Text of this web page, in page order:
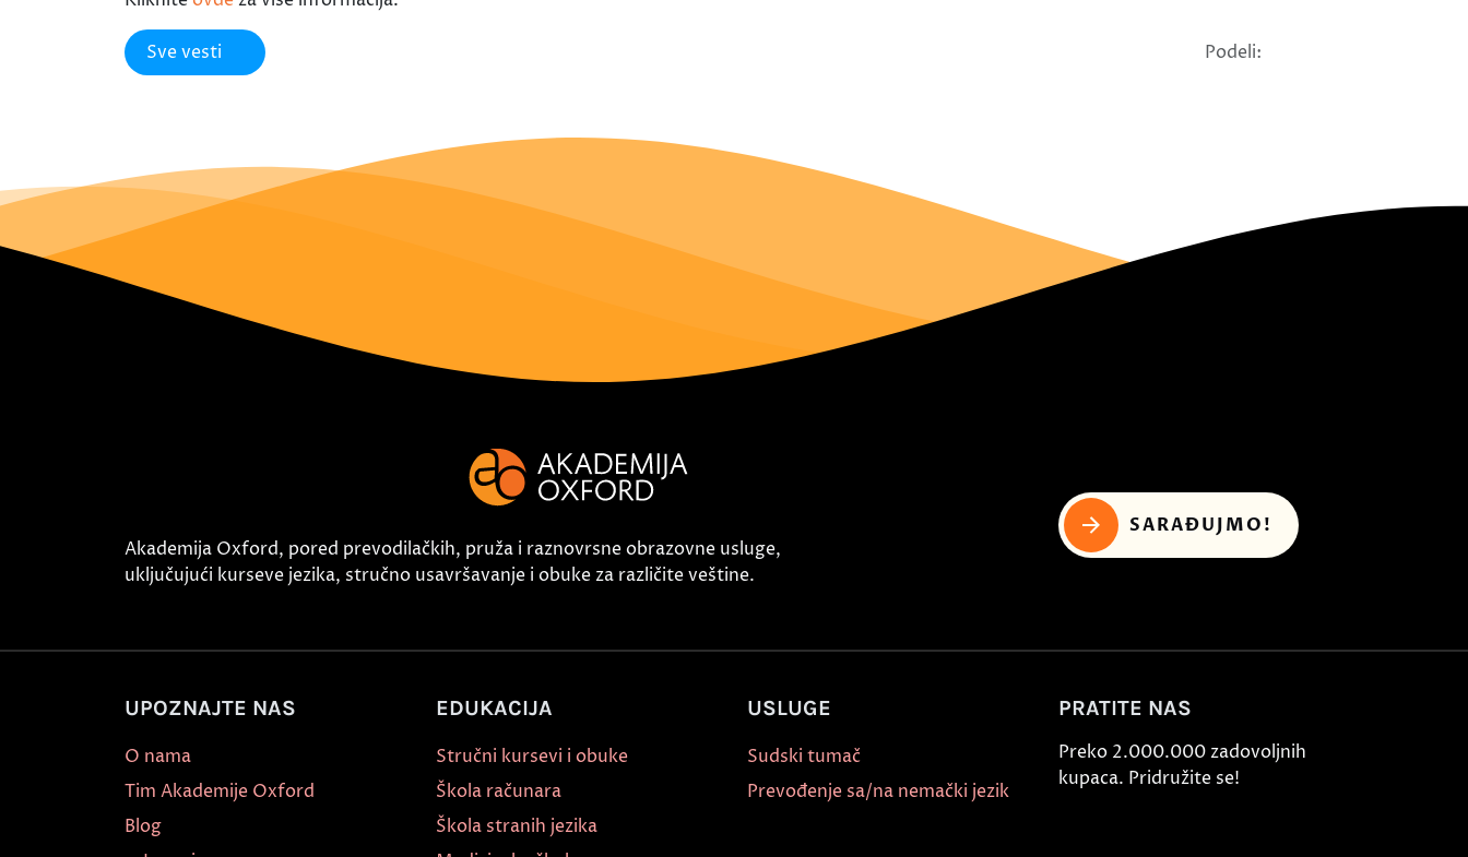
Sve vesti Podeli:
Akademija Oxford, pored prevodilačkih, pruža i raznovrsne obrazovne usluge,
uključujući kurseve jezika, stručno usavršavanje i obuke za različite veštine.
SARAĐUJMO!
UPOZNAJTE NAS
O nama
Tim Akademije Oxford
Blog
EDUKACIJA
Stručni kursevi i obuke
Škola računara
Škola stranih jezika
USLUGE
Sudski tumač
Prevođenje sa/na nemački jezik
PRATITE NAS
Preko 2.000.000 zadovoljnih
kupaca. Pridružite se!